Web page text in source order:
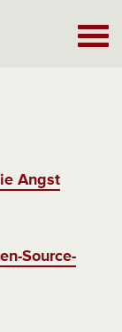
Angst
Source-